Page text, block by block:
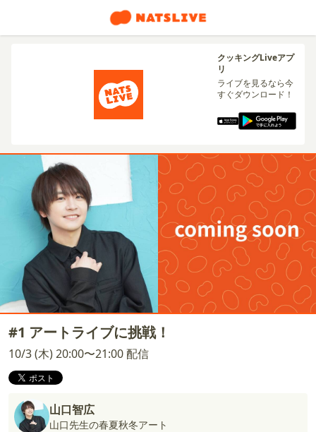
クッキングLiveアプ
リ
ライブを見るなら今
すぐダウンロード！
#1 アートライブに挑戦！
10/3 (木) 20:00〜21:00 配信
山口智広
山口先生の春夏秋冬アート